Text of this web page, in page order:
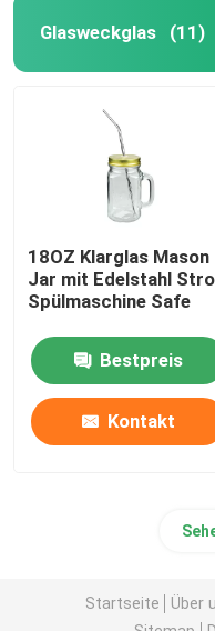
Glasweckglas (11)
18OZ Klarglas Mason
Jar mit Edelstahl
Spülmaschine Safe
Bestpreis
Kontakt
Startseite Über